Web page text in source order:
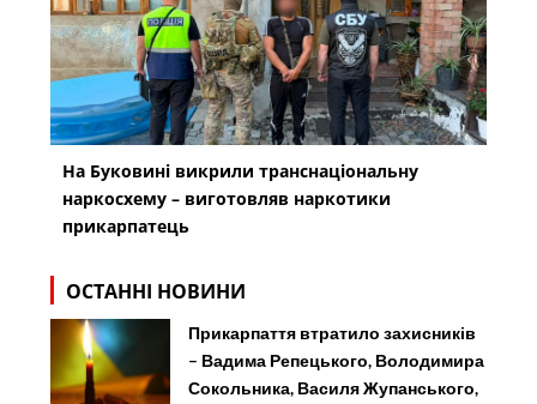
На Буковині викрили транснаціональну
наркосхему – виготовляв наркотики
прикарпатець
ОСТАННІ НОВИНИ
Прикарпаття втратило захисників
– Вадима Репецького, Володимира
Сокольника, Василя Жупанського,